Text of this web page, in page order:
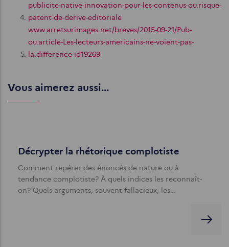
publicite-native-innovation-pour-les-contenus-ou.risque-
patent-de-derive-editoriale
www.arretsurimages.net/breves/2015-09-21/Pub-
ou.article-Les-lecteurs-americains-ne-voient-pas-
la.difference-id19269
Vous aimerez aussi...
Décrypter la rhétorique complotiste
Comment repérer des énoncés de nature ou à
tendance complotiste? À quels indices les reconnaît-
on? Quels arguments, souvent fallacieux, les…